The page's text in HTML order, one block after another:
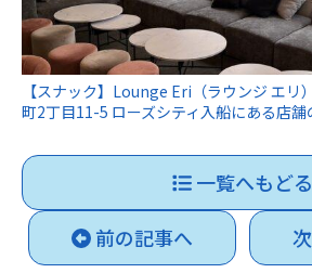
【スナック】Lounge Eri（ラウンジ エリ
町2丁目11-5 ローズシティ入船にある店
一覧へもどる
前の記事へ